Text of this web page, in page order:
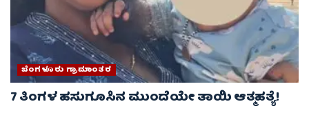
ಬೆಂಗಳೂರು ಗ್ರಾಮಾಂತರ
7 ತಿಂಗಳ ಹಸುಗೂಸಿನ ಮುಂದೆಯೇ ತಾಯಿ ಆತ್ಮಹತ್ಯೆ!